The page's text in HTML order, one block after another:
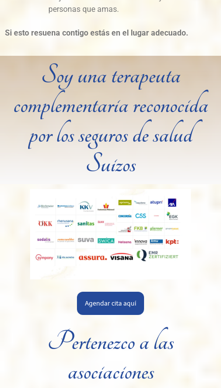
personas que amas.
Si esto resuena contigo estás en el lugar adecuado.
Soy una terapeuta
complementaria reconocida
por los seguros de salud
Suizos
Agendar cita aquí
Pertenezco a las
asociaciones